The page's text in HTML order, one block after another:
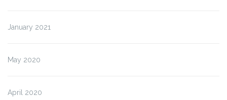
January 2021
May 2020
April 2020